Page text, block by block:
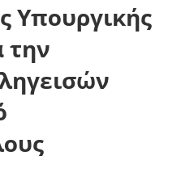
Υπουργικής
την